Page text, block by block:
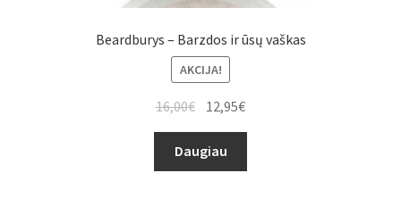
Beardburys – Barzdos ir ūsų vaškas
AKCIJA!
16,00€ 12,95€
Daugiau